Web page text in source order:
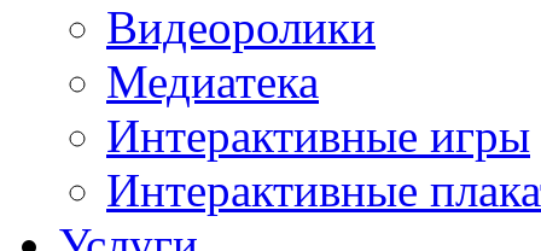
Видеоролики
Медиатека
Интерактивные игры
Интерактивные